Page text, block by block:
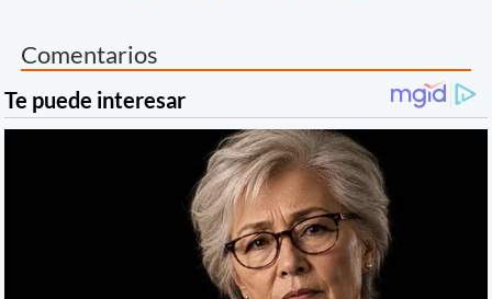
Comentarios